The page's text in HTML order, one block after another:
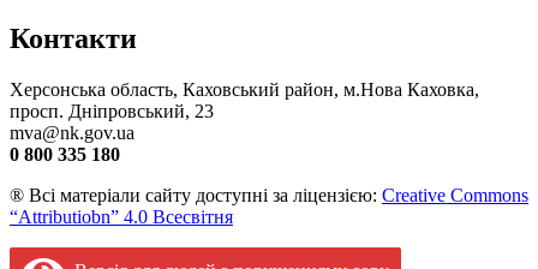
Контакти
Херсонська область, Каховський район, м.Нова Каховка,
просп. Дніпровський, 23
mva@nk.gov.ua
0 800 335 180
® Всі матеріали сайту доступні за ліцензією: Creative Commons
“Attributiobn” 4.0 Всесвітня